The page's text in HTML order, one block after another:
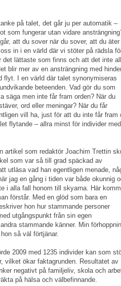
på talet, det går ju per automatik –
som fungerar utan vidare
att du sover när du sover, att du äter
in i en värld där vi stöter på rädsla
lättaste som finns och att det inte
blir mer av en ansträngning med
flyt. I en värld där talet synonymiseras
beteenden. Vad gör du som
säga men inte får fram orden? När du
ord eller meningar? När du får
vill ha, just för att du inte får fram
flytande – allra minst för individer med
artikel som redaktör Joachim Trettin
som var så till grad späckad av
utläsa vad han egentligen menade,
jag en gång i tiden var både okunnig
i alla fall honom till skyarna. Här
förstår. Med en glöd som bara en
hon hur stammande personer
utgångspunkt från sin egen
stammande känner. Min
så väl förtjänar.
2009 med 1235 individer kan som
vilket ökar faktagrunden. Resultatet av
negativt på familjeliv, skola och
på hälsa och välbefinnande.